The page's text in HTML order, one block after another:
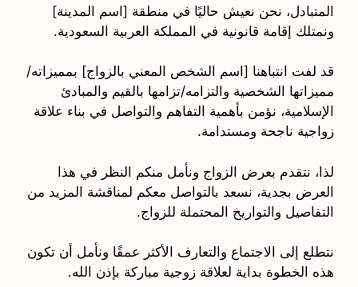
المتبادل، نحن نعيش حاليًا في منطقة [اسم المدينة]
ونمتلك إقامة قانونية في المملكة العربية السعودية.
قد لفت انتباهنا [اسم الشخص المعني بالزواج] بمميزاته/
مميزاتها الشخصية والتزامه/تزامها بالقيم والمبادئ
الإسلامية، نؤمن بأهمية التفاهم والتواصل في بناء علاقة
زواجية ناجحة ومستدامة.
لذا، نتقدم بعرض الزواج ونأمل منكم النظر في هذا
العرض بجدية، نسعد بالتواصل معكم لمناقشة المزيد من
التفاصيل والتواريخ المحتملة للزواج.
نتطلع إلى الاجتماع والتعارف الأكثر عمقًا ونأمل أن تكون
هذه الخطوة بداية لعلاقة زوجية مباركة بإذن الله.